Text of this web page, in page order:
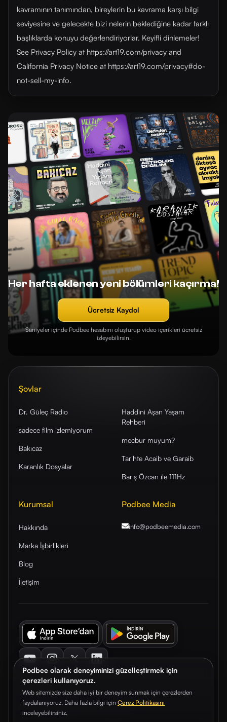
Podbee olarak deneyiminizi güzelleştirmek için
çerezleri kullanıyoruz.
Web sitemizde size daha iyi bir deneyim sunmak için çerezlerden
faydalanıyoruz. Daha fazla bilgi için Çerez Politikasını
inceleyebilirsiniz.
kavramının tanımından, bireylerin bu kavrama karşı bilgi
seviyesine ve gelecekte bizi nelerin beklediğine kadar farklı
başlıklarda konuyu değerlendiriyorlar. Keyifli dinlemeler!
See Privacy Policy at https://art19.com/privacy and
California Privacy Notice at https://art19.com/privacy#do-
not-sell-my-info.
Her hafta eklenen yeni bölümleri kaçırma!
Ücretsiz Kaydol
Saniyeler içinde Podbee hesabını oluşturup video içerikleri ücretsiz
izleyebilirsin.
Şovlar
Dr. Güleç Radio
sadece film izlemiyorum
Bakıcaz
Karanlık Dosyalar
Haddini Aşan Yaşam
Rehberi
mecbur muyum?
Tarihte Acaib ve Garaib
Barış Özcan ile 111Hz
Kurumsal
Hakkında
Marka İşbirlikleri
Blog
İletişim
Podbee Media
info@podbeemedia.com
© 2026. Podbee Media. Tüm hakları saklıdır.